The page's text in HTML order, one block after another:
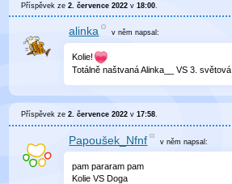
Příspěvek ze2. července 2022 v18:00
alinka v němnapsal:
Kolie!
Totálně naštvaná Alinka__ VS 3. světová
Příspěvek ze2. července 2022 v17:58.
Papoušek_Nfnf v němnapsal:
pam pararam pam
Kolie VS Doga